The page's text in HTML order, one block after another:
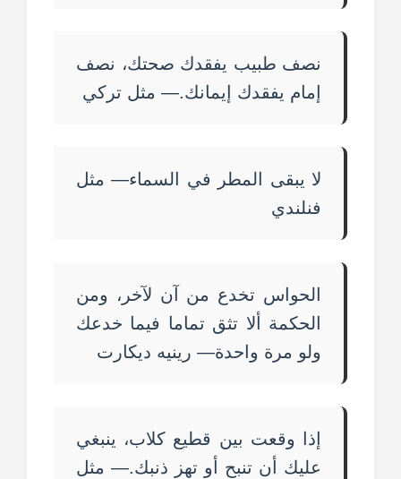
نصف طبيب يفقدك صحتك، نصف
إمام يفقدك إيمانك.— مثل تركي
لا يبقى المطر في السماء— مثل
فنلندي
الحواس تخدع من آن لآخر، ومن
الحكمة ألا تثق تماما فيما خدعك
ولو مرة واحدة— رينيه ديكارت
إذا وقعت بين قطيع كلاب، ينبغي
عليك أن تنبح أو تهز ذنبك.— مثل